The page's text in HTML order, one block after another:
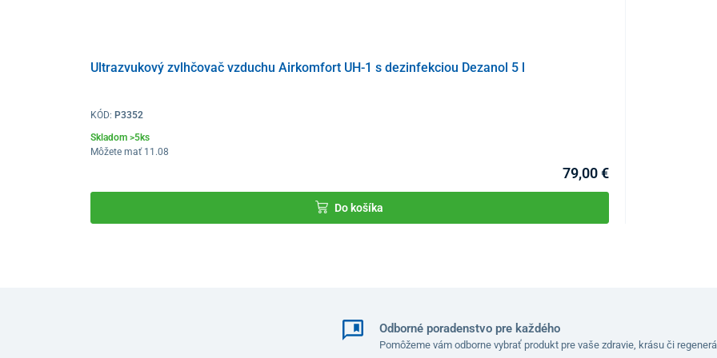
Ultrazvukový zvlhčovač vzduchu Airkomfort UH-1 s dezinfekciou Dezanol 5 l
KÓD: P3352
Skladom >5ks
Môžete mať 11.08
79,00 €
Do košíka
Odborné poradenstvo pre každého
Pomôžeme vám odborne vybrať produkt pre vaše zdravie, krásu či